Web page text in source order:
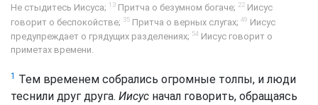
Не стыдитесь Иисуса; 13 Притча о безумном богаче; 22 Иисус
говорит о беспокойстве; 35 Притча о верных слугах; 49 Иисус
предупреждает о грядущих разделениях; 54 Иисус говорит о
приметах времени.
1 Тем временем собрались огромные толпы, и люди
теснили друг друга. Иисус начал говорить, обращаясь